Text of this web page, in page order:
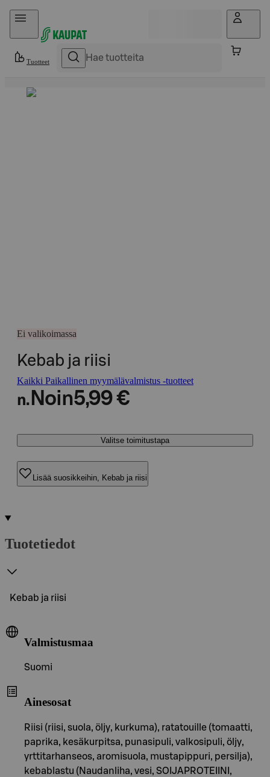
Hyppää sisältöön
Tuotteet
Ei valikoimassa
Kebab ja riisi
Kaikki Paikallinen myymälävalmistus -tuotteet
n. Noin5,99 €
Valitse toimitustapa
Lisää suosikkeihin, Kebab ja riisi
Tuotetiedot
Kebab ja riisi
Valmistusmaa
Suomi
Ainesosat
Riisi (riisi, suola, öljy, kurkuma), ratatouille (tomaatti,
paprika, kesäkurpitsa, punasipuli, valkosipuli, öljy,
yrttitarhanseos, aromisuola, mustapippuri, persilja),
kebablastu (Naudanliha, vesi, SOIJAPROTEIINI,